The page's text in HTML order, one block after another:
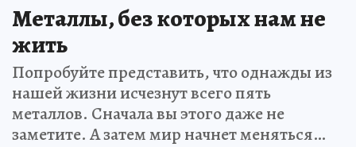
Металлы, без которых нам не
жить
Попробуйте представить, что однажды из
нашей жизни исчезнут всего пять
металлов. Сначала вы этого даже не
заметите. А затем мир начнет меняться…